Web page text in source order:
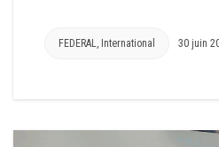
FEDERAL, International 30 juin